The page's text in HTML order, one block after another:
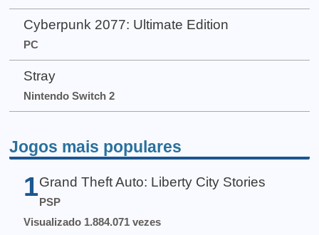
Cyberpunk 2077: Ultimate Edition
PC
Stray
Nintendo Switch 2
Jogos mais populares
1 Grand Theft Auto: Liberty City Stories
PSP
Visualizado 1.884.071 vezes